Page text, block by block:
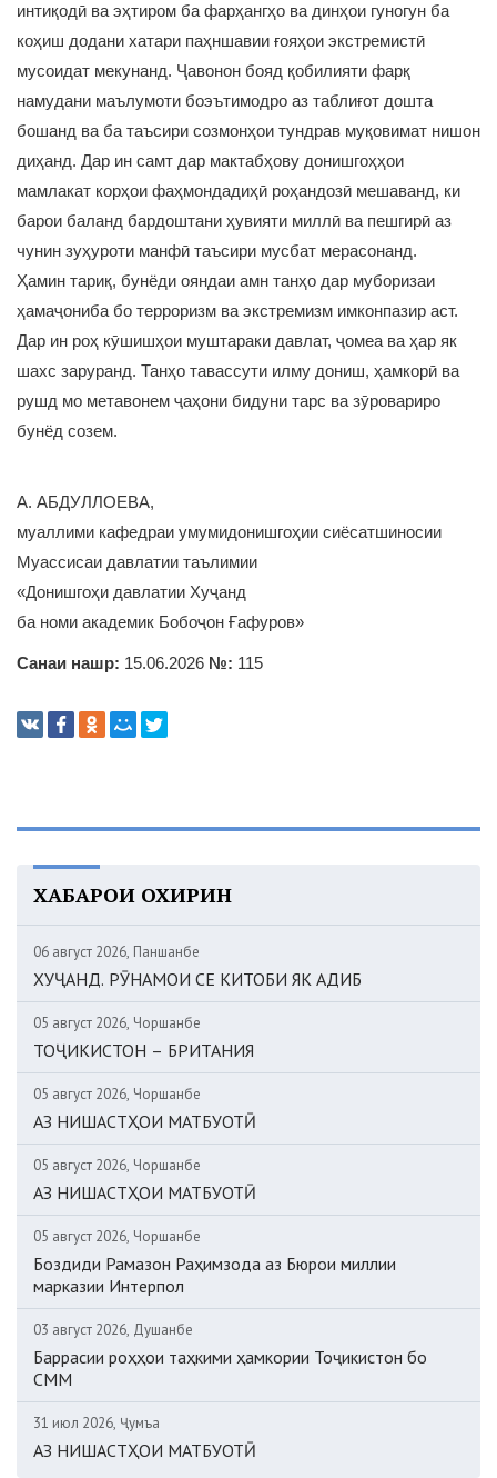
интиқодӣ ва эҳтиром ба фарҳангҳо ва динҳои гуногун ба
коҳиш додани хатари паҳншавии ғояҳои экстремистӣ
мусоидат мекунанд. Ҷавонон бояд қобилияти фарқ
намудани маълумоти боэътимодро аз таблиғот дошта
бошанд ва ба таъсири созмонҳои тундрав муқовимат нишон
диҳанд. Дар ин самт дар мактабҳову донишгоҳҳои
мамлакат корҳои фаҳмондадиҳӣ роҳандозӣ мешаванд, ки
барои баланд бардоштани ҳувияти миллӣ ва пешгирӣ аз
чунин зуҳуроти манфӣ таъсири мусбат мерасонанд.
Ҳамин тариқ, бунёди ояндаи амн танҳо дар муборизаи
ҳамаҷониба бо терроризм ва экстремизм имконпазир аст.
Дар ин роҳ кӯшишҳои муштараки давлат, ҷомеа ва ҳар як
шахс заруранд. Танҳо тавассути илму дониш, ҳамкорӣ ва
рушд мо метавонем ҷаҳони бидуни тарс ва зӯровариро
бунёд созем.
А. АБДУЛЛОЕВА,
муаллими кафедраи умумидонишгоҳии сиёсатшиносии
Муассисаи давлатии таълимии
«Донишгоҳи давлатии Хуҷанд
ба номи академик Бобоҷон Ғафуров»
Санаи нашр: 15.06.2026 №: 115
ХАБАРҲОИ ОХИРИН
06 август 2026, Панҷшанбе
ХУҶАНД. РӮНАМОИ СЕ КИТОБИ ЯК АДИБ
05 август 2026, Чоршанбе
ТОҶИКИСТОН – БРИТАНИЯ
05 август 2026, Чоршанбе
АЗ НИШАСТҲОИ МАТБУОТӢ
05 август 2026, Чоршанбе
АЗ НИШАСТҲОИ МАТБУОТӢ
05 август 2026, Чоршанбе
Боздиди Рамазон Раҳимзода аз Бюрои миллии
марказии Интерпол
03 август 2026, Душанбе
Баррасии роҳҳои таҳкими ҳамкории Тоҷикистон бо
СММ
31 июл 2026, Ҷумъа
АЗ НИШАСТҲОИ МАТБУОТӢ